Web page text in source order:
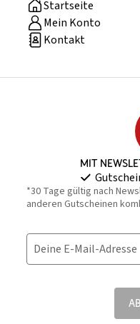
Startseite
Mein Konto
Kontakt
Mit
*30 Tage gültig nach
anderen Gutscheinen
Deine E-Mail-Adresse